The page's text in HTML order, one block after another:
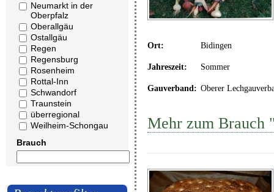
Neumarkt in der
Oberpfalz
Oberallgäu
Ostallgäu
Regen
Regensburg
Rosenheim
Rottal-Inn
Schwandorf
Traunstein
überregional
Weilheim-Schongau
Brauch
Ort: Bidingen
Jahreszeit: Sommer
Gauverband: Oberer
Mehr zum Brauch